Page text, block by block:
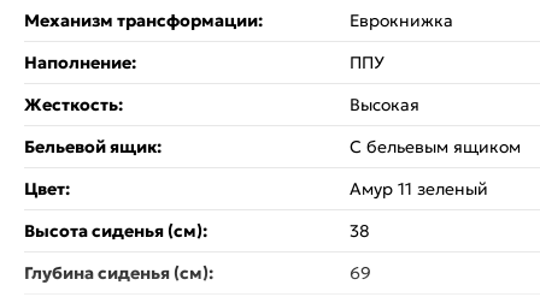
Механизм трансформации:
Еврокнижка
Наполнение:
ППУ
Жесткость:
Высокая
Бельевой ящик:
С бельевым ящиком
Цвет:
Амур 11 зеленый
Высота сиденья (см):
38
Глубина сиденья (см):
69